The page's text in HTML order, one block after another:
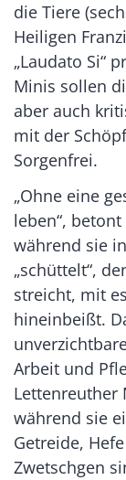
die Tiere
Heiligen
„Laudato Si“
Minis sollen
aber auch
mit der
Sorgenfrei.
„Ohne eine
leben“,
während sie
„schüttelt“,
streicht, mit
hineinbeißt.
Arbeit und
Lettenreuther
während sie
Getreide,
Zwetschgen